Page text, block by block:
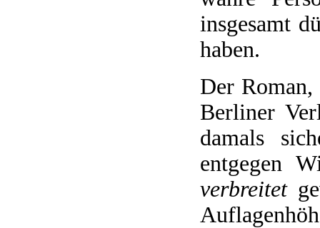
insgesamt
haben.
Der
Berliner
damals
entgegen
verbreitet